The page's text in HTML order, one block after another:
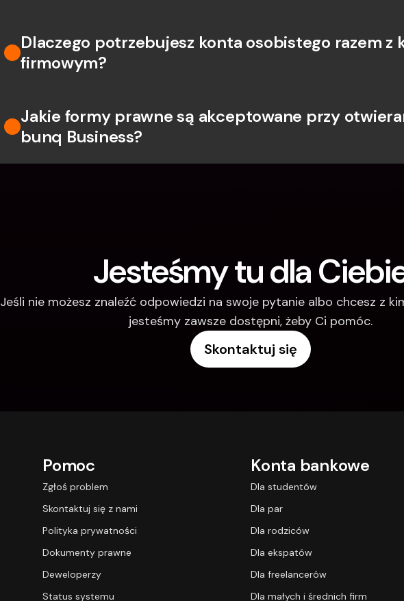
Dlaczego potrzebujesz konta osobistego razem z
firmowym?
Jakie formy prawne są akceptowane przy
bunq Business?
Jesteśmy tu dla
Jeśli nie możesz znaleźć odpowiedzi na swoje pytanie albo chcesz z
jesteśmy zawsze dostępni, żeby Ci pomóc.
Skontaktuj się
Pomoc
Zgłoś problem
Skontaktuj się z nami
Polityka prywatności
Dokumenty prawne
Deweloperzy
Status systemu
Konta bankowe
Dla studentów
Dla par
Dla rodziców
Dla ekspatów
Dla freelancerów
Dla małych i średnich firm